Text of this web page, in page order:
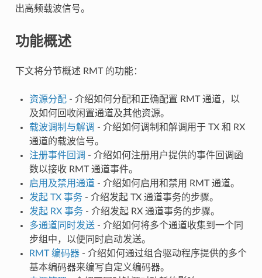
出高频载波信号。
功能概述
下文将分节概述 RMT 的功能：
资源分配- 介绍如何分配和正确配置 RMT 通道，以
及如何回收闲置通道及其他资源。
载波调制与解调 - 介绍如何调制和解调用于 TX 和 RX
通道的载波信号。
注册事件回调 - 介绍如何注册用户提供的事件回调函
数以接收 RMT 通道事件。
启用及禁用通道 - 介绍如何启用和禁用 RMT 通道。
发起 TX 事务- 介绍发起 TX 通道事务的步骤。
发起 RX 事务- 介绍发起 RX 通道事务的步骤。
多通道同时发送- 介绍如何将多个通道收集到一个同
步组中，以便同时启动发送。
RMT 编码器- 介绍如何通过组合驱动程序提供的多个
基本编码器来编写自定义编码器。